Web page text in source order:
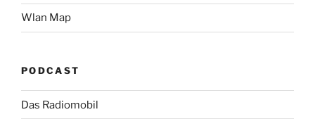
Wlan Map
PODCAST
Das Radiomobil